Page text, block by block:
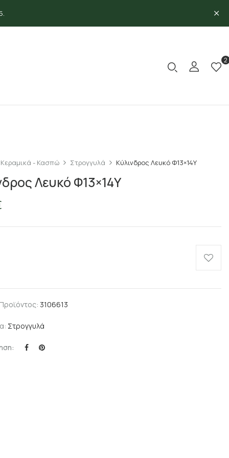
2
Κεραμικά - Κασπώ Στρογγυλά Κύλινδρος Λευκό Φ13×14Υ
Λευκό Φ13×14Υ
3106613
Στρογγυλά